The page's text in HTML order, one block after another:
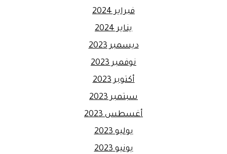
فبراير 2024
يناير 2024
ديسمبر 2023
نوفمبر 2023
أكتوبر 2023
سبتمبر 2023
أغسطس 2023
يوليو 2023
يونيو 2023